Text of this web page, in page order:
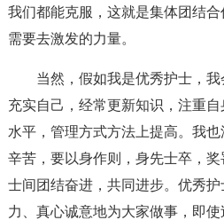
我们都能克服，这就是集体团结
需要去激发的力量。
当然，假如我是优秀护士，我
充实自己，经常更新知识，注重
水平，管理方式方法上提高。我
辛苦，要以身作则，身先士卒，
士间团结奋进，共同进步。优秀
力、真心诚意地为大家做事，即